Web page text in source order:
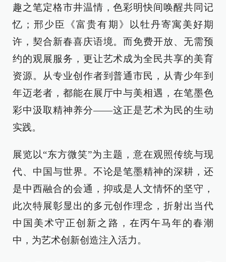
趣之笔定格市井温情，色彩明快间唤醒共同记
忆；邢少臣《富贵有期》以牡丹寄寓美好期
许，契合新春喜庆语境。而免费开放、无需预
约的观展服务，更让艺术成为全民共享的美育
资源。从专业创作者到普通市民，从青少年到
年迈老者，都能在展厅中与美相遇，在笔墨色
彩中汲取精神养分——这正是艺术为民的生动
实践。
展览以“东方微笑”为主题，意在观照传统与现
代、中国与世界。不论是笔墨精神的深耕，还
是中西融合的会通，抑或是人文情怀的坚守，
此次特展彰显出的多元创作理念，折射出当代
中国美术守正创新之路，在丙午马年的春潮
中，为艺术创新创造注入活力。